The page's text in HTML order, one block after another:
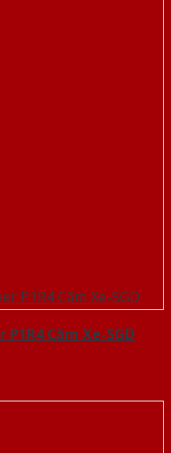
Căm Xe-SGD